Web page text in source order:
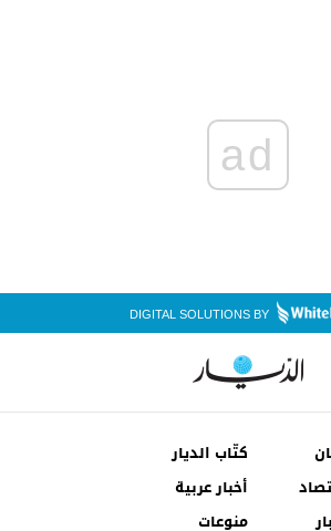
ad
DIGITAL SOLUTIONS BY
كتّاب الديار
أخبار عربية
منوعات